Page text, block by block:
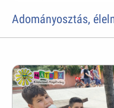
Adományosztás,